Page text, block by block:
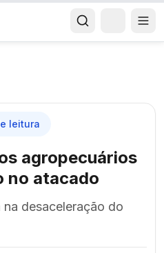
leitura
agropecuários
no atacado
desaceleração do